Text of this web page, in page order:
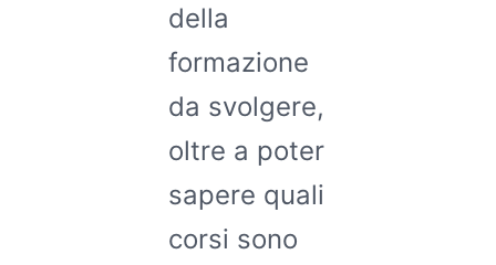
della
formazione
da svolgere,
oltre a poter
sapere quali
corsi sono